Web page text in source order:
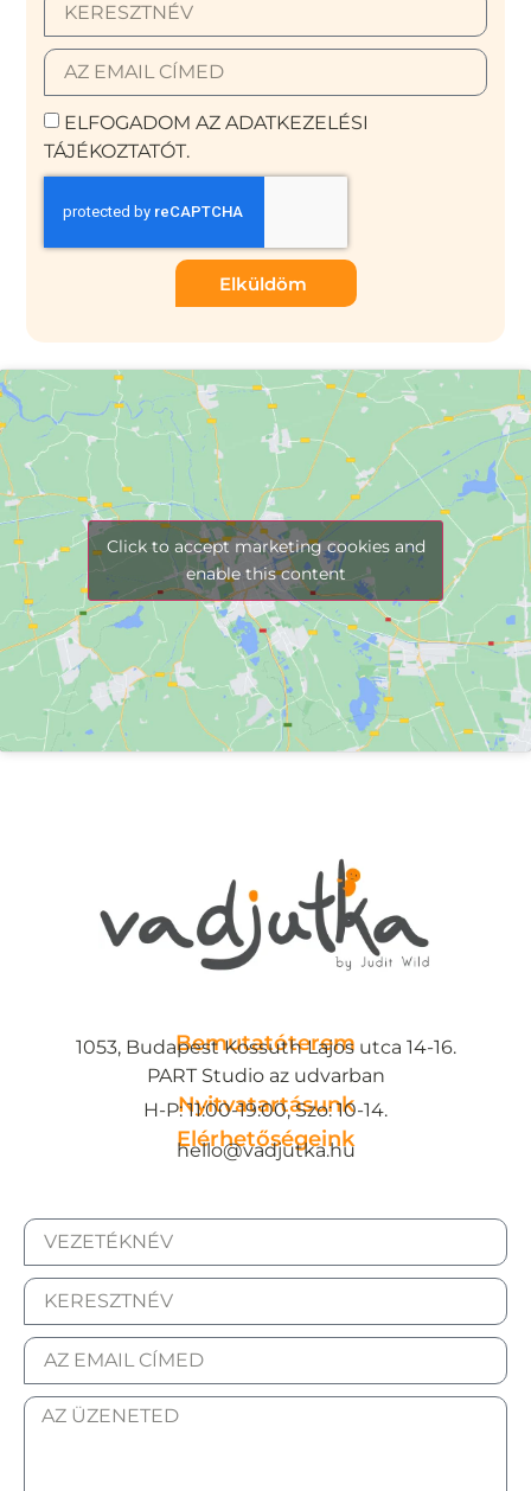
ELFOGADOM AZ ADATKEZELÉSI
TÁJÉKOZTATÓT.
Elküldöm
Click to accept marketing cookies and
enable this content
Bemutatóterem
1053, Budapest Kossuth Lajos utca 14-16.
PART Studio az udvarban
Nyitvatartásunk
H-P: 11:00-19:00, Szo: 10-14.
Elérhetőségeink
hello@vadjutka.hu